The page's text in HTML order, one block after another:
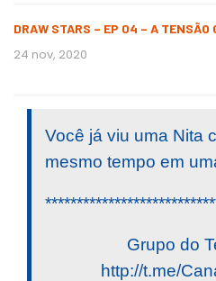
DRAW STARS – EP 04 – A TENSÃO
24 nov, 2020
Você já viu uma Nita
mesmo tempo em
Grupo do
http://t.me/